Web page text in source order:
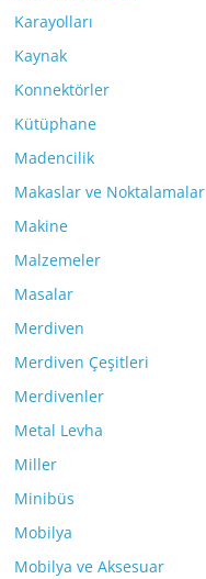
Karayolları
Kaynak
Konnektörler
Kütüphane
Madencilik
Makaslar ve Noktalamalar
Makine
Malzemeler
Masalar
Merdiven
Merdiven Çeşitleri
Merdivenler
Metal Levha
Miller
Minibüs
Mobilya
Mobilya ve Aksesuar